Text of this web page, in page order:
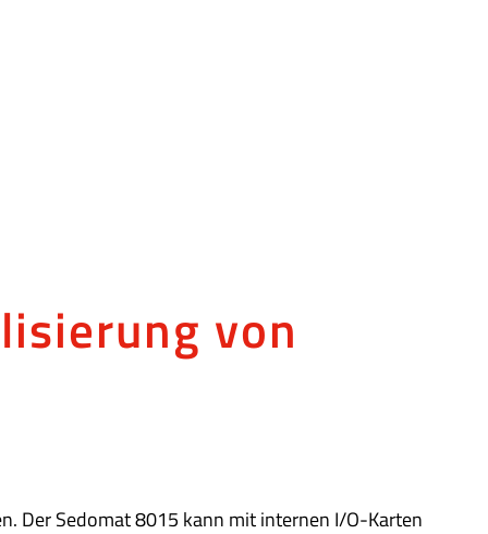
von
Der Sedomat 8015 kann mit internen I/O-Karten